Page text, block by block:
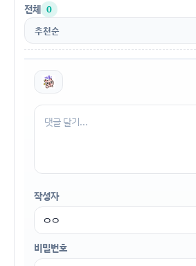
전체 0
작성자
비밀번호